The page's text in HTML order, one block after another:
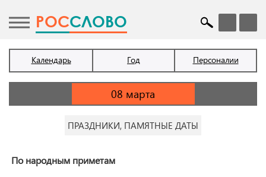
POCСЛОВО
Календарь Год Персоналии
ПРАЗДНИКИ, ПАМЯТНЫЕ ДАТЫ
По народным приметам